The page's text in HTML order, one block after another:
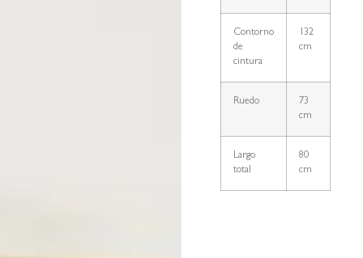
Contorno
de
cintura
132
cm
Ruedo
73
cm
Largo
total
80
cm